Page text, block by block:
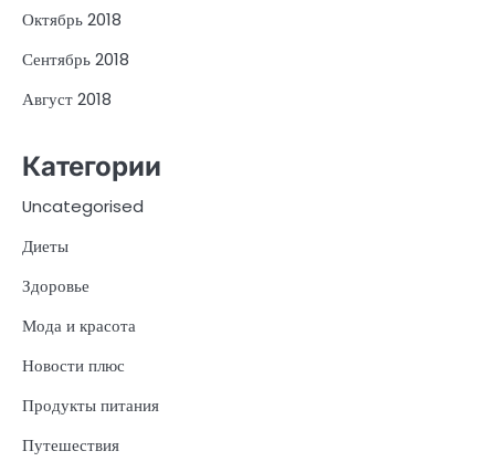
Октябрь 2018
Сентябрь 2018
Август 2018
Категории
Uncategorised
Диеты
Здоровье
Мода и красота
Новости плюс
Продукты питания
Путешествия